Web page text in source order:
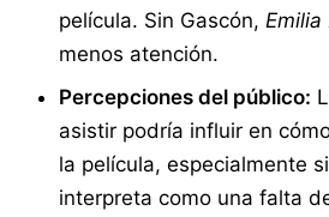
película. Sin Gascón, Emilia
menos atención.
Percepciones del público:
asistir podría influir en
la película, especialmente
interpreta como una falta